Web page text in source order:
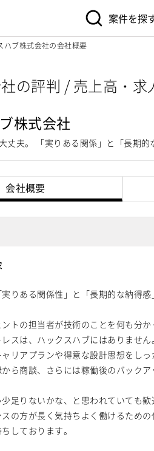
案件を探
ハブ株式会社の会社概要
の評判 / 売上高・求
株式会社
丈夫。 「実りある関係」と「長期的
会社概要
りある関係性」と「長期的な納得感
ントの担当者が技術のことを何も分
スは、ハックスハブにはありません。
リアプランや得意な設計思想をしっ
ら商談、さらには稼働後のバックア
足りないかな、と思われていても歓
スの方が長く気持ちよく働けるため
しております。